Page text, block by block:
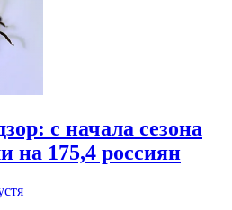
с начала сезона
на 175,4 россиян